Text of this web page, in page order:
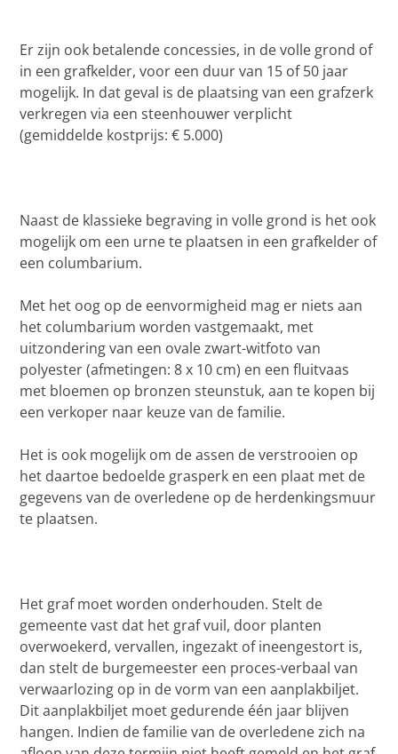
Er zijn ook betalende concessies, in de volle grond of
in een grafkelder, voor een duur van 15 of 50 jaar
mogelijk. In dat geval is de plaatsing van een grafzerk
verkregen via een steenhouwer verplicht
(gemiddelde kostprijs: € 5.000)
Naast de klassieke begraving in volle grond is het ook
mogelijk om een urne te plaatsen in een grafkelder of
een columbarium.
Met het oog op de eenvormigheid mag er niets aan
het columbarium worden vastgemaakt, met
uitzondering van een ovale zwart-witfoto van
polyester (afmetingen: 8 x 10 cm) en een fluitvaas
met bloemen op bronzen steunstuk, aan te kopen bij
een verkoper naar keuze van de familie.
Het is ook mogelijk om de assen de verstrooien op
het daartoe bedoelde grasperk en een plaat met de
gegevens van de overledene op de herdenkingsmuur
te plaatsen.
Het graf moet worden onderhouden. Stelt de
gemeente vast dat het graf vuil, door planten
overwoekerd, vervallen, ingezakt of ineengestort is,
dan stelt de burgemeester een proces-verbaal van
verwaarlozing op in de vorm van een aanplakbiljet.
Dit aanplakbiljet moet gedurende één jaar blijven
hangen. Indien de familie van de overledene zich na